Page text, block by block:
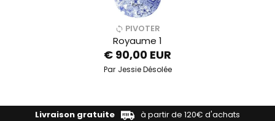
PIVOTER
Royaume 1
€ 90,00 EUR
Par Jessie Désolée
Livraison gratuite à partir de 120€ d'achats